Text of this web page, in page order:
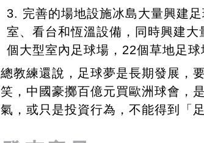
完善的場地設施冰島大量興建
室、看台和恆溫設備，同時興建
個大型室內足球場，22個草地足球
總教練還說，足球夢是長期發展，
笑，中國豪擲百億元買歐洲球會，
氣，或只是投資行為，不能得到「